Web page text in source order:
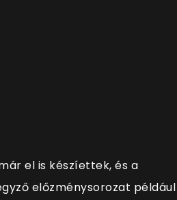
el is készíettek, és a
előzménysorozat például